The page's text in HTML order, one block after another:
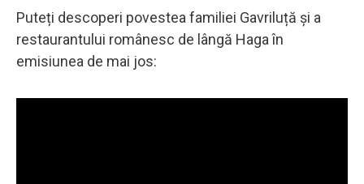
Puteți descoperi povestea familiei Gavriluță și a
restaurantului românesc de lângă Haga în
emisiunea de mai jos: